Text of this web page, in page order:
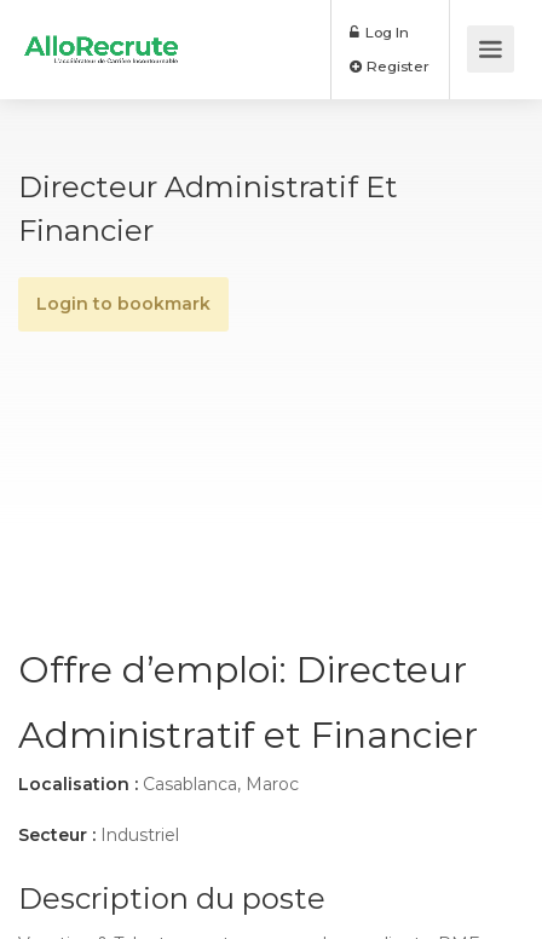
Log In
Directeur Administratif Et
Financier
Login to bookmark
Offre d’emploi: Directeur
Administratif et Financier
Localisation : Casablanca, Maroc
Secteur : Industriel
Description du poste